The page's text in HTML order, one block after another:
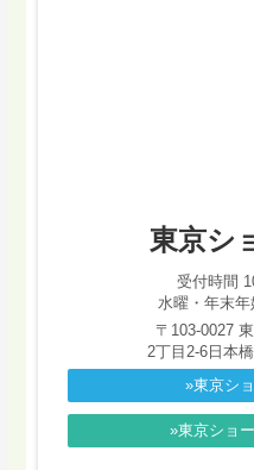
東京シ
受付時間
水曜・年末年
〒103-0027
2丁目2-6日本
»東京シ
»東京ショ